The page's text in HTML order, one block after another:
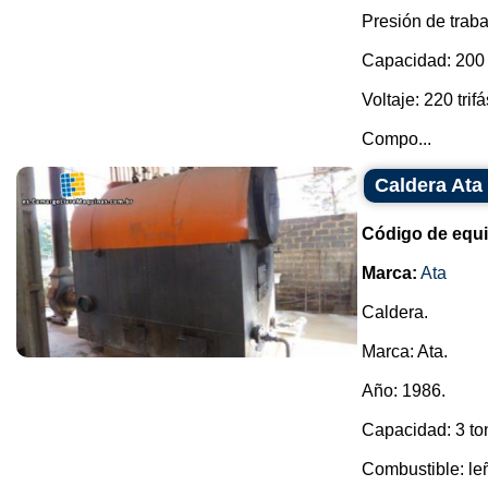
Presión de
Capacidad: 200
Voltaje: 220
Compo...
Caldera Ata
Código de
Marca: Ata
Caldera.
Marca: Ata.
Año: 1986.
Capacidad: 3
Combustible: